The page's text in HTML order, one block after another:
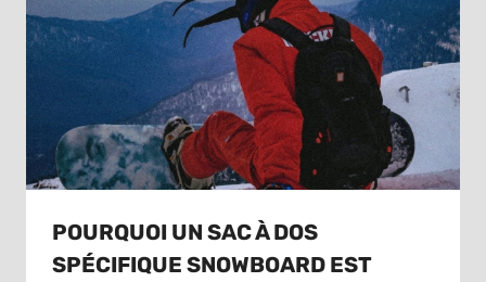
POURQUOI UN SAC À DOS
SPÉCIFIQUE SNOWBOARD EST